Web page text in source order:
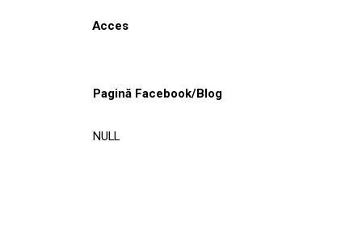
Acces
Pagină Facebook/Blog
NULL